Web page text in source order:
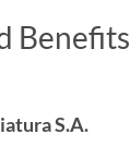
Benefits
S.A.